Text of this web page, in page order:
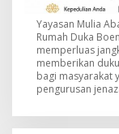
Yayasan Mulia
Rumah Duka
memperluas
memberikan
bagi masyarakat
pengurusan